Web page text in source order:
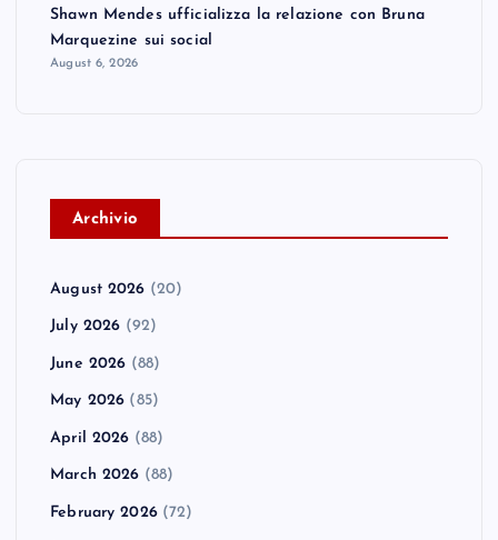
Shawn Mendes ufficializza la relazione con Bruna
Marquezine sui social
August 6, 2026
Archivio
August 2026 (20)
July 2026 (92)
June 2026 (88)
May 2026 (85)
April 2026 (88)
March 2026 (88)
February 2026(72)